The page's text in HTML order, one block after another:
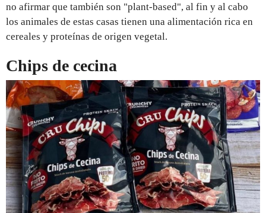
no afirmar que también son "plant-based", al fin y al cabo
los animales de estas casas tienen una alimentación rica en
cereales y proteínas de origen vegetal.
Chips de cecina